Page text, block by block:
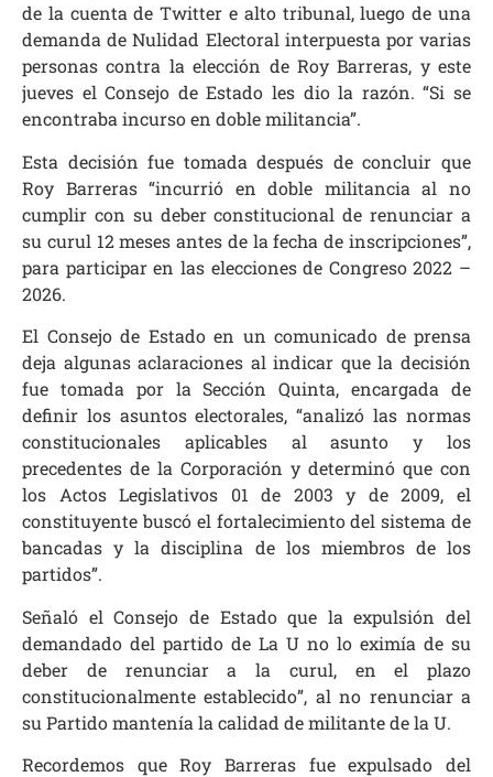
de la cuenta de Twitter e alto tribunal, luego de una
demandade Nulidad Electoralinterpuesta por varias
personas contra la elección de Roy Barreras, y este
jueves elConsejo de Estado les dio la razón. “Si se
encontraba incurso en doble militancia”.
Esta decisión fue tomada después de concluir que
Roy Barreras “incurrió en doble militancia al no
cumplir con su deber constitucional de renunciar a
su curul 12 meses antes de la fecha de inscripciones”,
para participar en las elecciones de Congreso 2022 –
2026.
El Consejo de Estado en un comunicado de prensa
deja algunas aclaraciones al indicar que la decisión
fue tomada por la Sección Quinta, encargada de
definir los asuntos electorales, “analizó las normas
constitucionales aplicables al asunto y los
precedentes de la Corporación y determinó que con
los Actos Legislativos 01 de 2003 y de 2009, el
constituyente buscó el fortalecimiento del sistema de
bancadas y la disciplina de los miembros de los
partidos”.
Señaló el Consejo de Estado que la expulsión del
demandado del partido de La U no lo eximía de su
deber de renunciar a la curul, en el plazo
constitucionalmente establecido”, al no renunciar a
su Partido mantenía la calidad de militante de la U.
Recordemos que Roy Barreras fue expulsado del